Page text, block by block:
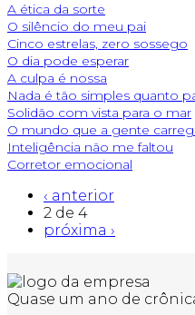
A ética da sorte
O silêncio do meu pai
Cinco estrelas, zero sossego
O dia pode esperar
A culpa é nossa
Nada é tão simples quanto
Solidão com vista para o mar
O mundo que a gente
Inteligência não me faltou
Corretor emocional
‹ anterior
2 de 4
próxima ›
Quase um ano de